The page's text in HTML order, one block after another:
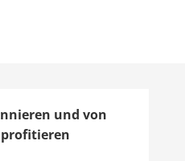
und von